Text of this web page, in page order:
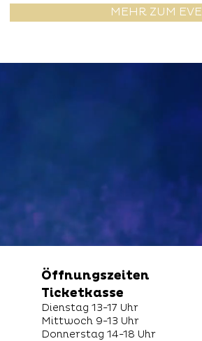
MEHR ZUM
Öffnungszeiten
Ticketkasse
Dienstag 13-17 Uhr
Mittwoch 9-13 Uhr
Donnerstag 14-18 Uhr